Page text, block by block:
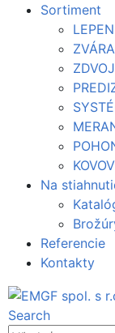
Sortiment
Na
Referencie
Kontakty
Search